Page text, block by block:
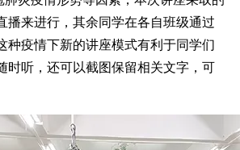
播来进行，其余同学在各自班级通过
种疫情下新的讲座模式有利于同学们
时听，还可以截图保留相关文字，可